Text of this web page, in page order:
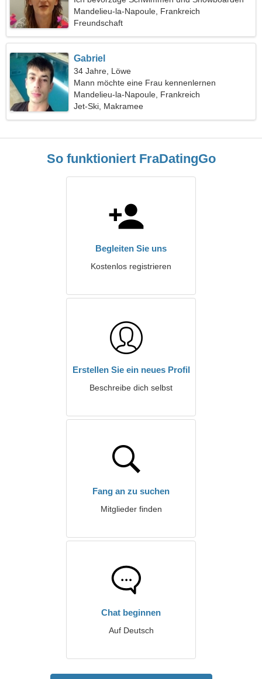
Mandelieu-la-Napoule, Frankreich
Freundschaft
Gabriel
34 Jahre, Löwe
Mann möchte eine Frau kennenlernen
Mandelieu-la-Napoule, Frankreich
Jet-Ski, Makramee
So funktioniert FraDatingGo
Begleiten Sie uns
Kostenlos registrieren
Erstellen Sie ein neues Profil
Beschreibe dich selbst
Fang an zu suchen
Mitglieder finden
Chat beginnen
Auf Deutsch